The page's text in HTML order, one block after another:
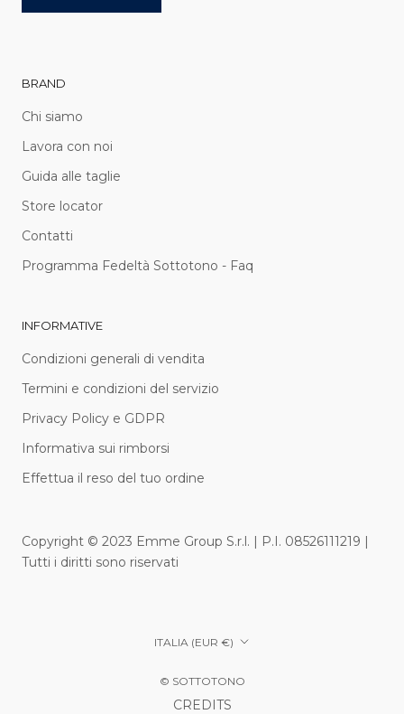
BRAND
Chi siamo
Lavora con noi
Guida alle taglie
Store locator
Contatti
Programma Fedeltà Sottotono - Faq
INFORMATIVE
Condizioni generali di vendita
Termini e condizioni del servizio
Privacy Policy e GDPR
Informativa sui rimborsi
Effettua il reso del tuo ordine
Copyright © 2023 Emme Group S.r.l. | P.I. 08526111219 |
Tutti i diritti sono riservati
Paese/Area
ITALIA (EUR €)
© SOTTOTONO
CREDITS